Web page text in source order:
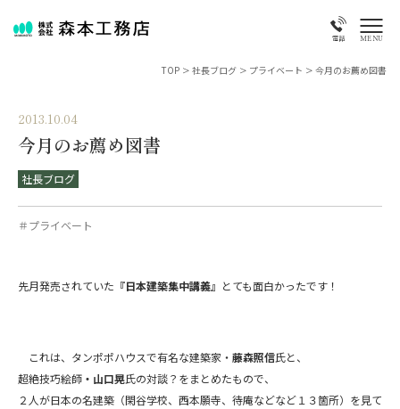
電話 MENU
TOP > 社長ブログ > プライベート > 今月のお薦め図書
2013.10.04
今月のお薦め図書
社長ブログ
＃プライベート
先月発売されていた 『日本建築集中講義』 とても面白かったです！
これは、タンポポハウスで有名な建築家・ 藤森照信氏と、
超絶技巧絵師 ・山口晃氏の対談？をまとめたもので、
２人が日本の名建築（閑谷学校、西本願寺、待庵などなど１３箇所）を見て